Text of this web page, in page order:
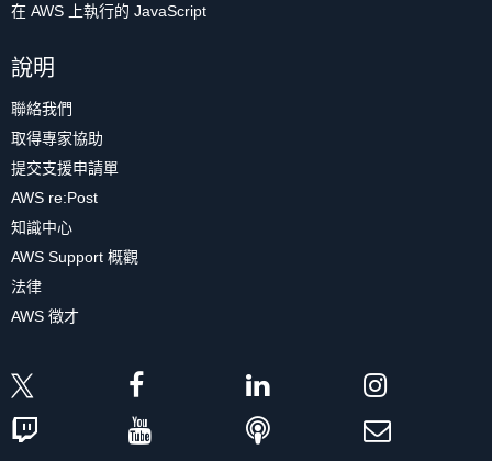
在 AWS 上執行的 JavaScript
說明
聯絡我們
取得專家協助
提交支援申請單
AWS re:Post
知識中心
AWS Support 概觀
法律
AWS 徵才